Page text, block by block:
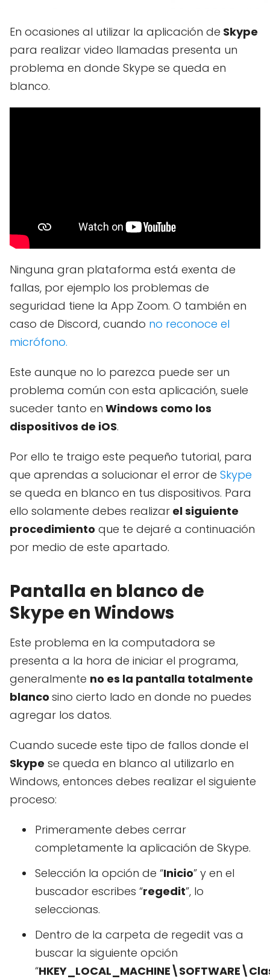
En ocasiones al utilizar la aplicación de Skype
para realizar video llamadas presenta un
problema en donde Skype se queda en
blanco.
Ninguna gran plataforma está exenta de
fallas, por ejemplo los problemas de
seguridad tiene la App Zoom. O también en
caso de Discord, cuando no reconoce el
micrófono.
Este aunque no lo parezca puede ser un
problema común con esta aplicación, suele
suceder tanto en Windows como los
dispositivos de iOS.
Por ello te traigo este pequeño tutorial, para
que aprendas a solucionar el error de Skype
se queda en blanco en tus dispositivos. Para
ello solamente debes realizar el siguiente
procedimiento que te dejaré a continuación
por medio de este apartado.
Pantalla en blanco de
Skype en Windows
Este problema en la computadora se
presenta a la hora de iniciar el programa,
generalmente no es la pantalla totalmente
blanco sino cierto lado en donde no puedes
agregar los datos.
Cuando sucede este tipo de fallos donde el
Skype se queda en blanco al utilizarlo en
Windows, entonces debes realizar el siguiente
proceso:
Primeramente debes cerrar
completamente la aplicación de Skype.
Selección la opción de “Inicio” y en el
buscador escribes “regedit”, lo
seleccionas.
Dentro de la carpeta de regedit vas a
buscar la siguiente opción
“